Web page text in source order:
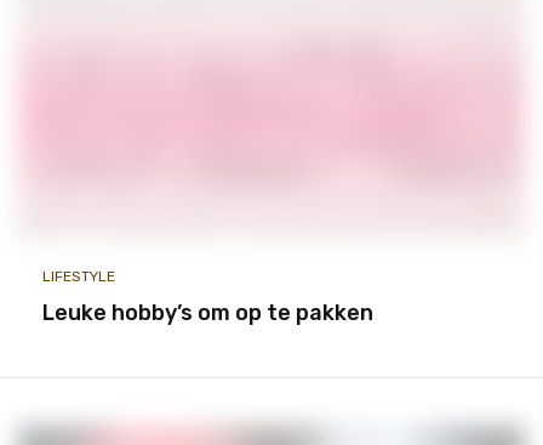
LIFESTYLE
Leuke hobby’s om op te pakken